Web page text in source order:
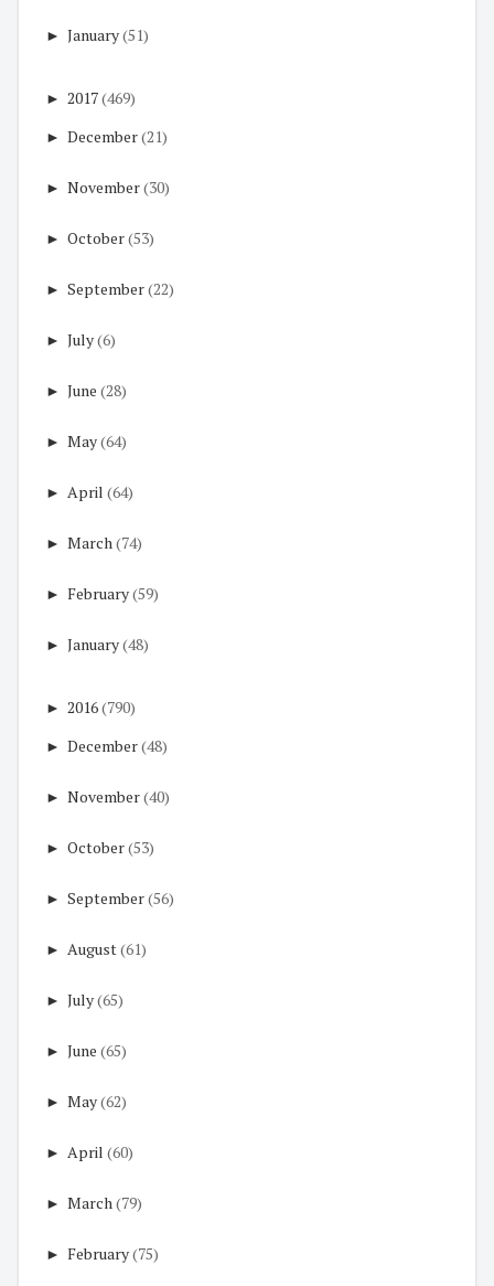
► January(51)
► 2017(469)
► December(21)
► November(30)
► October(53)
► September(22)
► July(6)
► June (28)
► May(64)
► April (64)
► March(74)
► February(59)
► January(48)
► 2016(790)
► December(48)
► November(40)
► October(53)
► September(56)
► August(61)
► July(65)
► June (65)
► May(62)
► April (60)
► March(79)
► February(75)